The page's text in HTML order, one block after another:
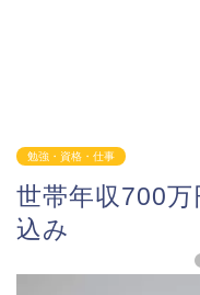
勉強・資格・仕事
世帯年収700
込み